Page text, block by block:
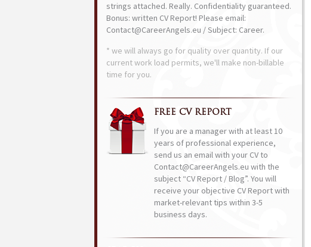
strings attached. Really. Confidentiality guaranteed.
Bonus: written CV Report! Please email:
Contact@CareerAngels.eu / Subject: Career.
* we will always go for quality over quantity. If our
current work load permits, we'll make non-billable
time for you.
FREE CV REPORT
If you are a manager with at least 10
years of professional experience,
send us an email with your CV to
Contact@CareerAngels.eu with the
subject “CV Report / Blog”. You will
receive your objective CV Report with
market-relevant tips within 3-5
business days.